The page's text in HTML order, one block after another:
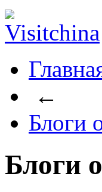
←
Блоги
Блоги